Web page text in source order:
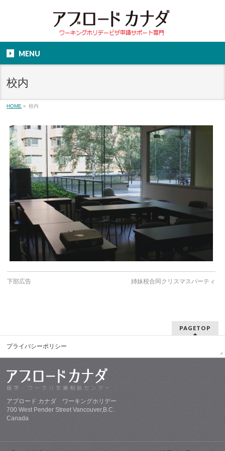
MENU
校内
HOME » 校内
下部広告 姉妹校合同クリスマスパーティ
PAGETOP
プライバシーポリシー
アブロード カナダ ワーキングホリデー
700 West Pender Street Vancouver,B.C.
Canada